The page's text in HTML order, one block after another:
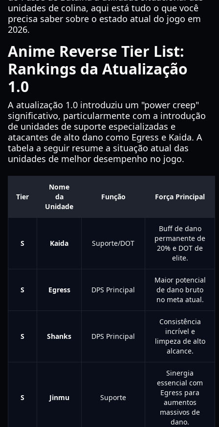
unidades de colina, aqui está tudo o que você
precisa saber sobre o estado atual do jogo em
2026.
Anime Reverse Tier List:
Rankings da Atualização
1.0
A atualização 1.0 introduziu um "power creep"
significativo, particularmente com a introdução
de unidades de suporte especializadas e
atacantes de alto dano como Egress e Kaida. A
tabela a seguir resume a situação atual das
unidades de melhor desempenho no jogo.
Tier
Nome
da
Unidade
Função Força Principal
S Kaida Suporte/DOT
Buff de dano
permanente de
20% e DOT de
elite.
S Egress DPS Principal
Maior potencial
de dano bruto
no meta atual.
S Shanks DPS Principal
Consistência
incrível e
limpeza de alto
alcance.
S Jinmu Suporte
Sinergia
essencial com
Egress para
aumentos
massivos de
dano.